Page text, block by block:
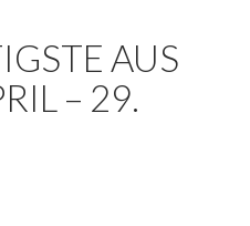
AUS
– 29.